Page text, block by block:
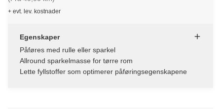
+ evt. lev. kostnader
Egenskaper
Påføres med rulle eller sparkel
Allround sparkelmasse for tørre rom
Lette fyllstoffer som optimerer påføringsegenskapene